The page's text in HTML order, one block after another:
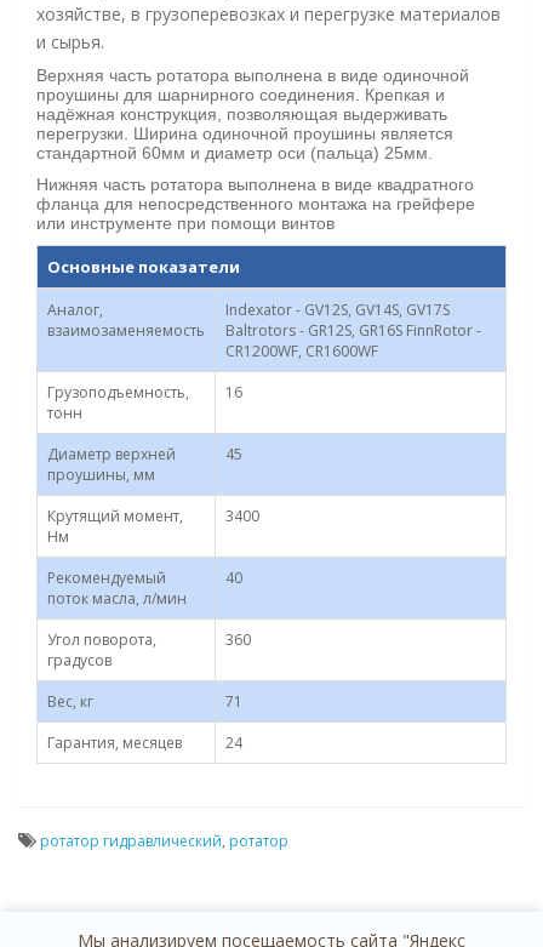
хозяйстве, в грузоперевозках и перегрузке материалов
и сырья.
Верхняя часть ротатора выполнена в виде одиночной
проушины для шарнирного соединения. Крепкая и
надёжная конструкция, позволяющая выдерживать
перегрузки. Ширина одиночной проушины является
стандартной 60мм и диаметр оси (пальца) 25мм.
Нижняя часть ротатора выполнена в виде квадратного
фланца для непосредственного монтажа на грейфере
или инструменте при помощи винтов
Основные показатели
Аналог,
взаимозаменяемость
Indexator - GV12S, GV14S, GV17S
Baltrotors - GR12S, GR16S FinnRotor -
CR1200WF, CR1600WF
Грузоподъемность,
тонн
16
Диаметр верхней
проушины, мм
45
Крутящий момент,
Нм
3400
Рекомендуемый
поток масла, л/мин
40
Угол поворота,
градусов
360
Вес, кг
71
Гарантия, месяцев
24
ротатор гидравлический, ротатор
Мы анализируем посещаемость сайта "Яндекс